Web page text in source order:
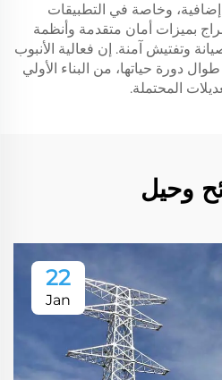
وخاصة في التطبيقات
بميزات أمان متقدمة وأنظمة
وتفتيش آمنة. إن فعالية الأنبوب
دورة حياتها، من البناء الأولي
المحتملة.
وحيل
22
Jan